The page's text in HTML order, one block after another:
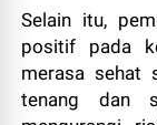
Selain itu,
positif pada
merasa sehat
tenang dan